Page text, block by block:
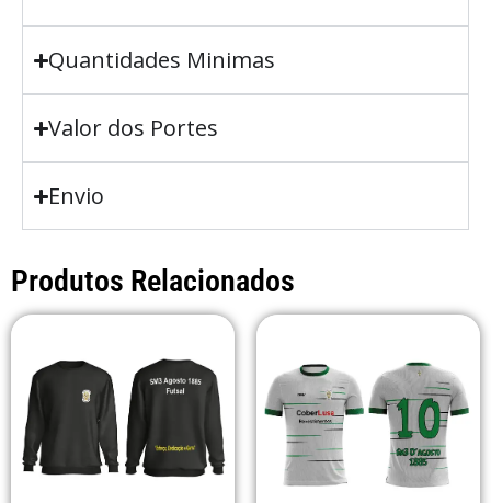
Quantidades Minimas
Valor dos Portes
Envio
Produtos Relacionados